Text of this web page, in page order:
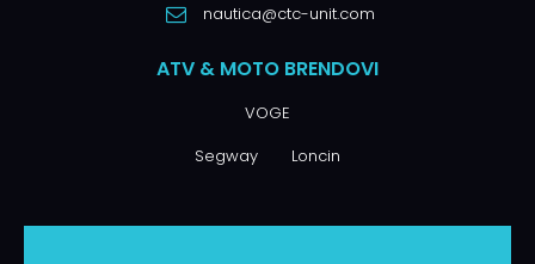
nautica@ctc-unit.com
ATV & MOTO BRENDOVI
VOGE
Segway Loncin